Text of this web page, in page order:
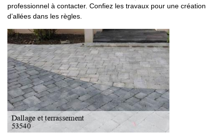
professionnel à contacter. Confiez les travaux pour une création
d’allées dans les règles.